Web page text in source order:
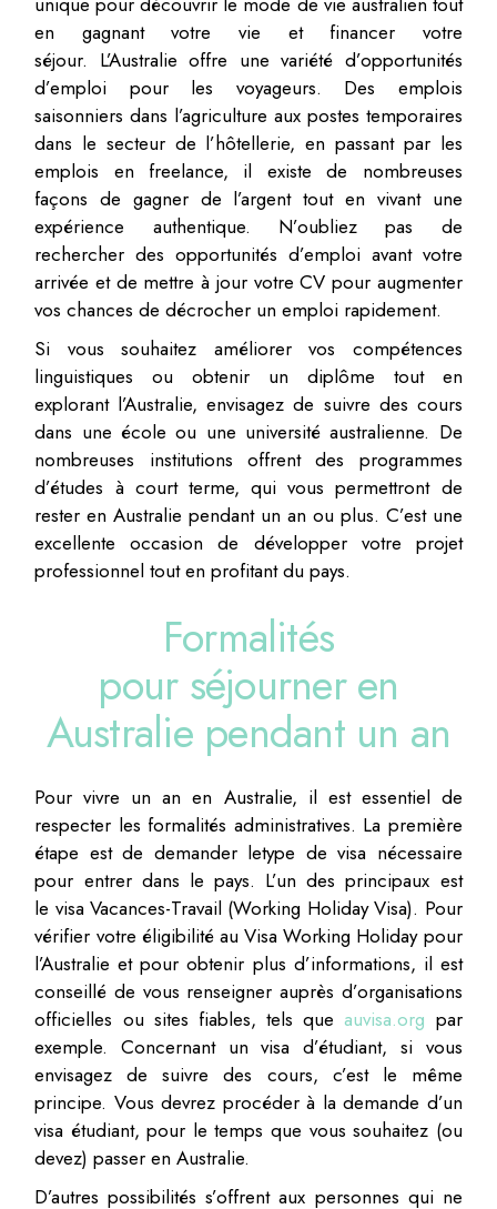
en gagnant votre vie et financer votre
séjour. L’Australie offre une variété d’opportunités
d’emploi pour les voyageurs. Des emplois
saisonniers dans l’agriculture aux postes temporaires
dans le secteur de l’hôtellerie, en passant par les
emplois en freelance, il existe de nombreuses
façons de gagner de l’argent tout en vivant une
expérience authentique. N’oubliez pas de
rechercher des opportunités d’emploi avant votre
arrivée et de mettre à jour votre CV pour augmenter
vos chances de décrocher un emploi rapidement.
Si vous souhaitez améliorer vos compétences
linguistiques ou obtenir un diplôme tout en
explorant l’Australie, envisagez de suivre des cours
dans une école ou une université australienne. De
nombreuses institutions offrent des programmes
d’études à court terme, qui vous permettront de
rester en Australie pendant un an ou plus. C’est une
excellente occasion de développer votre projet
professionnel tout en profitant du pays.
Formalités
pour séjourner en
Australie pendant un an
Pour vivre un an en Australie, il est essentiel de
respecter les formalités administratives. La première
étape est de demander letype de visa nécessaire
pour entrer dans le pays. L’un des principaux est
le visa Vacances-Travail (Working Holiday Visa). Pour
vérifier votre éligibilité au Visa Working Holiday pour
l’Australie et pour obtenir plus d’informations, il est
conseillé de vous renseigner auprès d’organisations
officielles ou sites fiables, tels queauvisa.org par
exemple. Concernant un visa d’étudiant, si vous
envisagez de suivre des cours, c’est le même
principe. Vous devrez procéder à la demande d’un
visa étudiant, pour le temps que vous souhaitez (ou
devez) passer en Australie.
D’autres possibilités s’offrent aux personnes qui ne